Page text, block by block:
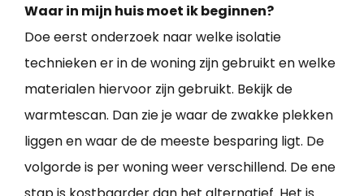
Waar in mijn huis moet ik beginnen?
Doe eerst onderzoek naar welke isolatie
technieken er in de woning zijn gebruikt en welke
materialen hiervoor zijn gebruikt. Bekijk de
warmtescan. Dan zie je waar de zwakke plekken
liggen en waar de de meeste besparing ligt. De
volgorde is per woning weer verschillend. De ene